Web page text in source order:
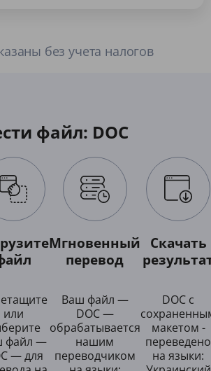
без учета налогов
файл: DOC
или
файл —
— для
Мгновенный
перевод
Ваш файл —
DOC —
обрабатывается
нашим
переводчиком
Скачать
DOC с
макетом -
переведено
на языки: